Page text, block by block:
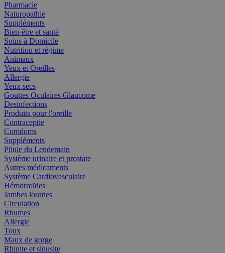
Pharmacie
Naturopathie
Suppléments
Bien-être et santé
Soins à Domicile
Nutrition et régime
Animaux
Yeux et Oreilles
Allergie
Yeux secs
Gouttes Oculaires Glaucome
Desinfections
Produits pour l'oreille
Contraceptie
Comdoms
Suppléments
Pilule du Lendemain
Système urinaire et prostate
Autres médicaments
Système Cardiovasculaire
Hémorroïdes
Jambes lourdes
Circulation
Rhumes
Allergie
Toux
Maux de gorge
Rhinite et sinusite